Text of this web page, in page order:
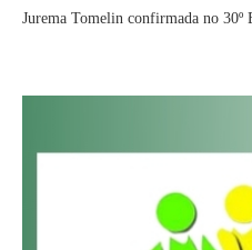
Jurema Tomelin confirmada no 30º